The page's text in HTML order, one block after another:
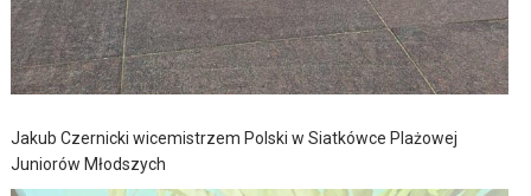
Jakub Czernicki wicemistrzem Polski w Siatkówce Plażowej
Juniorów Młodszych